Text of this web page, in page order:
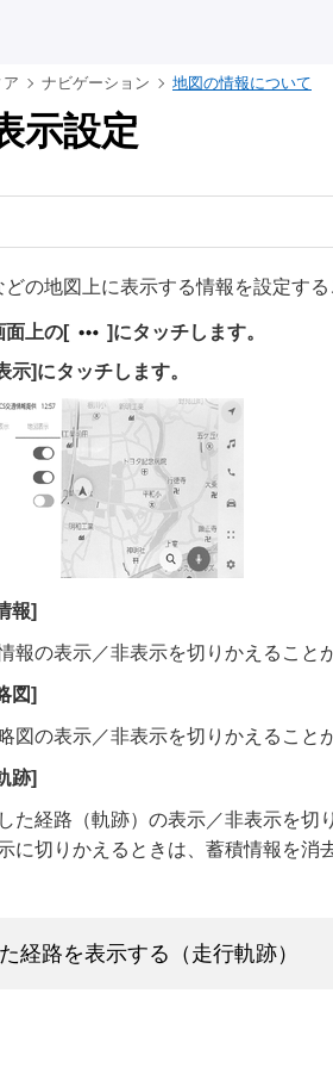
ナビゲーション 地図の情報について
示設定
の地図上に表示する情報を設定する
面上の[‍ ‍]にタッチします。
示‍]にタッチします。
報‍]
報の表示／非表示を切りかえること
図‍]
図の表示／非表示を切りかえること
跡‍]
た経路（軌跡）の表示／非表示を切
に切りかえるときは、蓄積情報を消
経路を表示する（走行軌跡）